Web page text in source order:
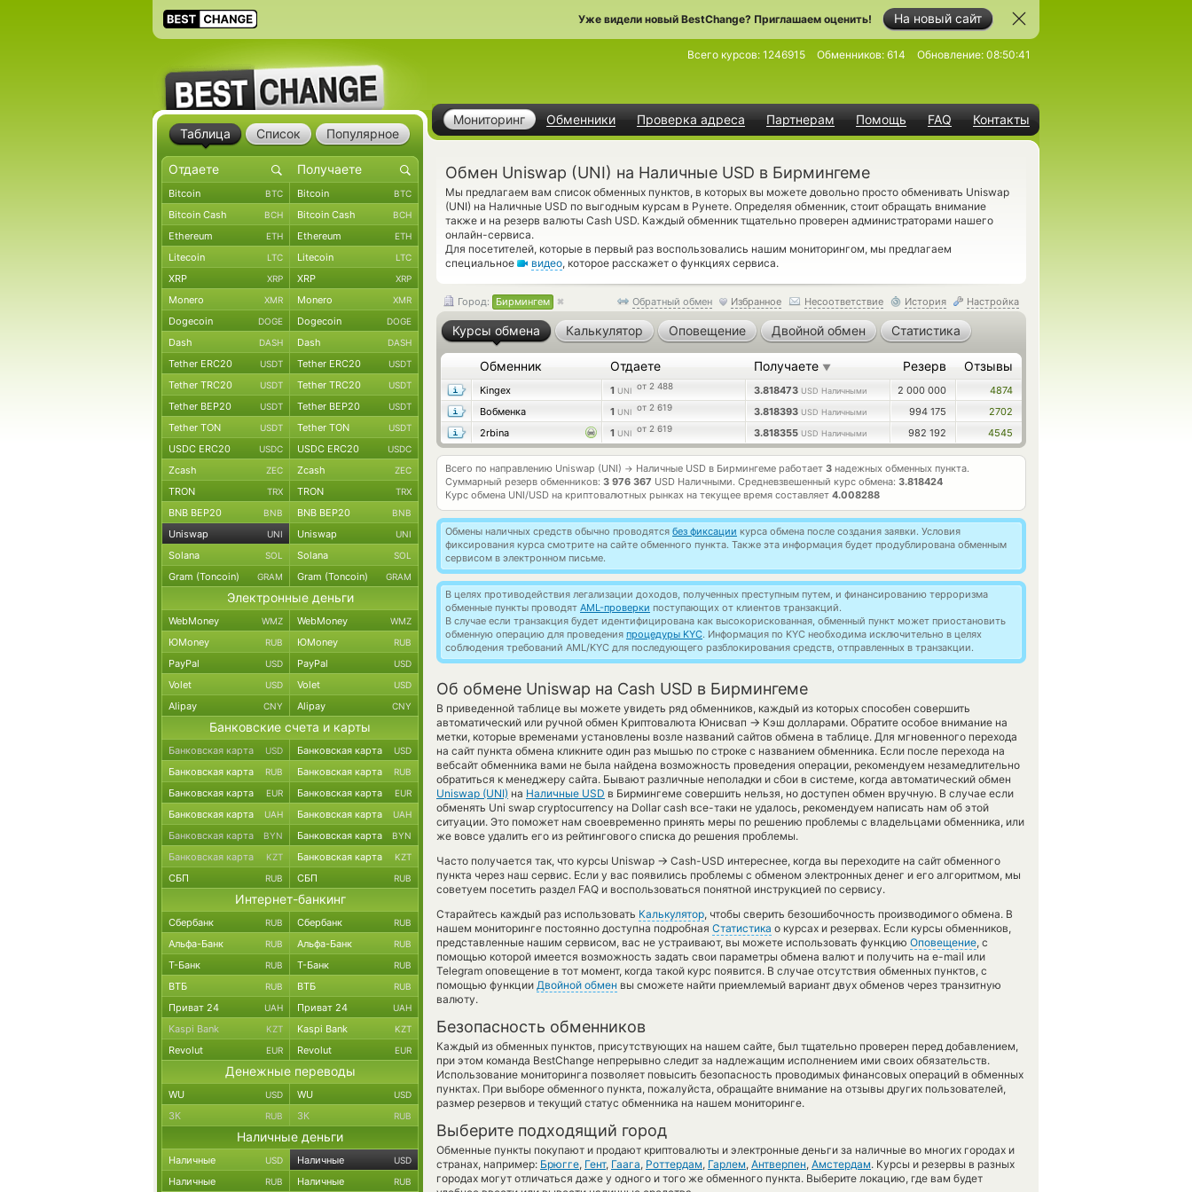
На новый сайт
Уже видели новый BestChange? Приглашаем оценить!
Мониторинг Обменники Проверка адреса Партнерам Помощь FAQ Контакты
Всего курсов: 1246915 Обменников: 614 Обновление: 08:50:41
Обмен Uniswap (UNI) на Наличные USD в Бирмингеме
Мы предлагаем вам список обменных пунктов, в которых вы можете довольно просто обменивать Uniswap
(UNI) на Наличные USD по выгодным курсам в Рунете. Определяя обменник, стоит обращать внимание
также и на резерв валюты Cash USD. Каждый обменник тщательно проверен администраторами нашего
онлайн-сервиса.
Для посетителей, которые в первый раз воспользовались нашим мониторингом, мы предлагаем
специальное
видео, которое расскажет о функциях сервиса.
Обратный обмен Избранное Несоответствие История Настройка
Город: Бирмингем
Курсы обмена Калькулятор Оповещение Двойной обмен Статистика
Обменник Отдаете Получаете ▼ Резерв Отзывы
Kingex 1 UNI от 2 488 3.818473 USD Наличными 2 000 000
4874
Вобменка
1 UNI от 2 619 3.818393 USD Наличными 994 175
2702
2rbina
1 UNI от 2 619 3.818355 USD Наличными 982 192 4545
Всего по направлению Uniswap (UNI) → Наличные USD в Бирмингеме работает 3 надежных обменных пункта.
Суммарный резерв обменников: 3 976 367 USD Наличными. Средневзвешенный курс обмена: 3.818424
Курс обмена UNI/USD на криптовалютных рынках на текущее время составляет 4.008288
Обмены наличных средств обычно проводятся без фиксации курса обмена после создания заявки. Условия
фиксирования курса смотрите на сайте обменного пункта. Также эта информация будет продублирована обменным
сервисом в электронном письме.
В целях противодействия легализации доходов, полученных преступным путем, и финансированию терроризма
обменные пункты проводят AML-проверки поступающих от клиентов транзакций.
В случае если транзакция будет идентифицирована как высокорискованная, обменный пункт может приостановить
обменную операцию для проведения процедуры KYC. Информация по KYC необходима исключительно в целях
соблюдения требований AML/KYC для последующего разблокирования средств, отправленных в транзакции.
Об обмене Uniswap на Cash USD в Бирмингеме
В приведенной таблице вы можете увидеть ряд обменников, каждый из которых способен совершить
автоматический или ручной обмен Криптовалюта Юнисвап → Кэш долларами. Обратите особое внимание на
метки, которые временами установлены возле названий сайтов обмена в таблице. Для мгновенного перехода
на сайт пункта обмена кликните один раз мышью по строке с названием обменника. Если после перехода на
вебсайт обменника вами не была найдена возможность проведения операции, рекомендуем незамедлительно
обратиться к менеджеру сайта. Бывают различные неполадки и сбои в системе, когда автоматический обмен
Uniswap (UNI) на Наличные USD в Бирмингеме совершить нельзя, но доступен обмен вручную. В случае если
обменять Uni swap cryptocurrency на Dollar cash все-таки не удалось, рекомендуем написать нам об этой
ситуации. Это поможет нам своевременно принять меры по решению проблемы с владельцами обменника, или
же вовсе удалить его из рейтингового списка до решения проблемы.
Часто получается так, что курсы Uniswap → Cash-USD интереснее, когда вы переходите на сайт обменного
пункта через наш сервис. Если у вас появились проблемы с обменом электронных денег и его алгоритмом, мы
советуем посетить раздел FAQ и воспользоваться понятной инструкцией по сервису.
Старайтесь каждый раз использовать Калькулятор, чтобы сверить безошибочность производимого обмена. В
нашем мониторинге постоянно доступна подробная Статистика о курсах и резервах. Если курсы обменников,
представленные нашим сервисом, вас не устраивают, вы можете использовать функцию Оповещение, с
помощью которой имеется возможность задать свои параметры обмена валют и получить на e-mail или
Telegram оповещение в тот момент, когда такой курс появится. В случае отсутствия обменных пунктов, с
помощью функции Двойной обмен вы сможете найти приемлемый вариант двух обменов через транзитную
валюту.
Безопасность обменников
Каждый из обменных пунктов, присутствующих на нашем сайте, был тщательно проверен перед добавлением,
при этом команда BestChange непрерывно следит за надлежащим исполнением ими своих обязательств.
Использование мониторинга позволяет повысить безопасность проводимых финансовых операций в обменных
пунктах. При выборе обменного пункта, пожалуйста, обращайте внимание на отзывы других пользователей,
размер резервов и текущий статус обменника на нашем мониторинге.
Выберите подходящий город
Обменные пункты покупают и продают криптовалюты и электронные деньги за наличные во многих городах и
странах, например: Брюгге, Гент, Гаага, Роттердам, Гарлем, Антверпен, Амстердам. Курсы и резервы в разных
городах могут отличаться даже у одного и того же обменного пункта. Выберите локацию, где вам будет
Таблица Список Популярное
Bitcoin BTC Bitcoin BTC
Bitcoin Cash BCH Bitcoin Cash BCH
Ethereum ETH Ethereum ETH
Litecoin LTC Litecoin LTC
XRP XRP XRP XRP
Monero XMR Monero XMR
Dogecoin DOGE Dogecoin DOGE
Dash DASH Dash DASH
Tether ERC20 USDT Tether ERC20 USDT
Tether TRC20 USDT Tether TRC20 USDT
Tether BEP20 USDT Tether BEP20 USDT
Tether TON USDT Tether TON USDT
USDC ERC20 USDC USDC ERC20 USDC
Zcash ZEC Zcash ZEC
TRON TRX TRON TRX
BNB BEP20 BNB BNB BEP20 BNB
Uniswap UNI Uniswap UNI
Solana SOL Solana SOL
Gram (Toncoin) GRAM Gram (Toncoin) GRAM
Электронные деньги
WebMoney WMZ WebMoney WMZ
ЮMoney RUB ЮMoney RUB
PayPal USD PayPal USD
Volet USD Volet USD
Alipay CNY Alipay CNY
Банковские счета и карты
Банковская карта USD Банковская карта USD
Банковская карта RUB Банковская карта RUB
Банковская карта EUR Банковская карта EUR
Банковская карта UAH Банковская карта UAH
Банковская карта BYN Банковская карта BYN
Банковская карта KZT Банковская карта KZT
СБП RUB СБП RUB
Интернет-банкинг
Сбербанк RUB Сбербанк RUB
Альфа-Банк RUB Альфа-Банк RUB
Т-Банк RUB Т-Банк RUB
ВТБ RUB ВТБ RUB
Приват 24 UAH Приват 24 UAH
Kaspi Bank KZT Kaspi Bank KZT
Revolut EUR Revolut EUR
Денежные переводы
WU USD WU USD
ЗК RUB ЗК RUB
Наличные деньги
Наличные USD Наличные USD
Наличные RUB Наличные RUB